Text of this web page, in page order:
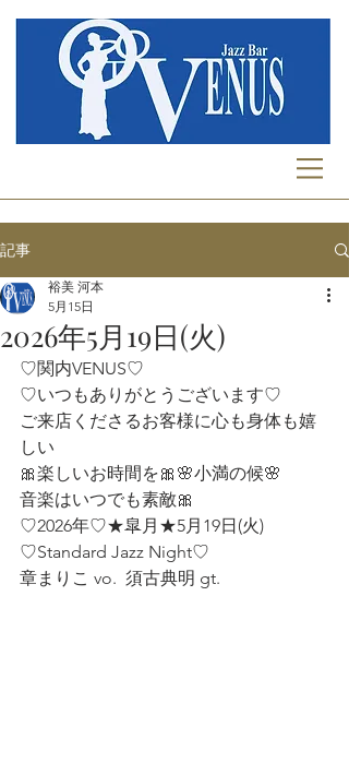
記事
2026年5月19日(火)
裕美 河本
5月15日
♡関内VENUS♡
♡いつもありがとうございます♡
ご来店くださるお客様に心も身体も嬉
しい
🎀楽しいお時間を🎀🌸小満の候🌸
音楽はいつでも素敵🎀
♡2026年♡★皐月★5月19日(火)
♡Standard Jazz Night♡
章まりこ vo.  須古典明 gt.